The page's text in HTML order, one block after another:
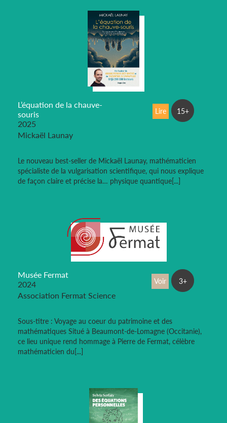
L’équation de la chauve-
souris
2025
Mickaël Launay
Le nouveau best-seller de Mickaël Launay, mathématicien
spécialiste de la vulgarisation scientifique, qui nous explique
de façon claire et précise la… physique quantique[...]
Lire 15+
Musée Fermat
2024
Association Fermat Science
Sous-titre : Voyage au coeur du patrimoine et des
mathématiques Situé à Beaumont-de-Lomagne (Occitanie),
ce lieu unique rend hommage à Pierre de Fermat, célèbre
mathématicien du[...]
Voir 3+